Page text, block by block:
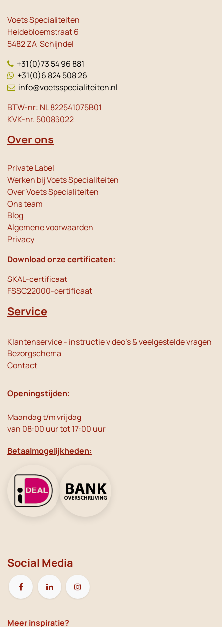
Voets Specialiteiten
Heidebloemstraat 6
5482 ZA Schijndel
+31(0)73 54 96 881
+31(0)6 824 508 26
info@voetsspecialiteiten.nl
BTW-nr: NL 822541075B01
KVK-nr. 50086022
Over ons
Private Label
Werken bij Voets Specialiteiten
Over Voets Specialiteiten
Ons team
Blog
Algemene voorwaarden
Privacy
Download onze certificaten:
SKAL-certificaat
FSSC22000-certificaat
Service
Klantenservice - instructie video's & veelgestelde vragen
Bezorgschema
Contact
Openingstijden:
Maandag t/m vrijdag
van 08:00 uur tot 17:00 uur
Betaalmogelijkheden:
Social Media
Meer inspiratie?